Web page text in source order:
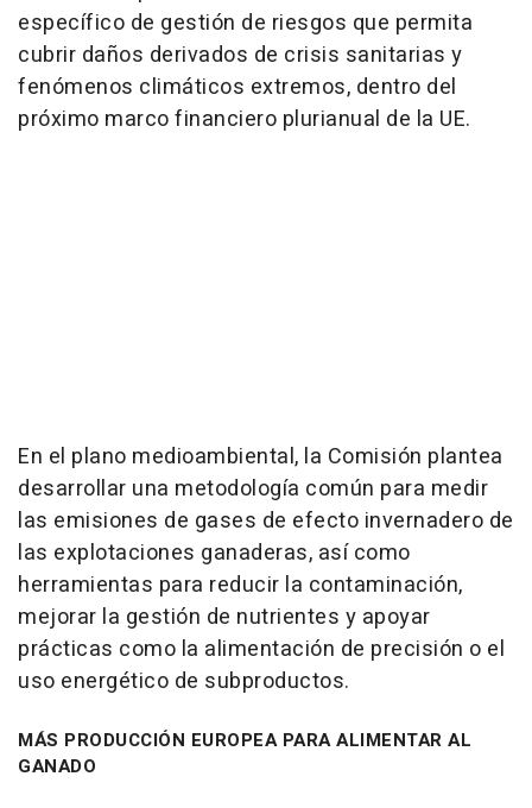
específico de gestión de riesgos que permita
cubrir daños derivados de crisis sanitarias y
fenómenos climáticos extremos, dentro del
próximo marco financiero plurianual de la UE.
En el plano medioambiental, la Comisión plantea
desarrollar una metodología común para medir
las emisiones de gases de efecto invernadero de
las explotaciones ganaderas, así como
herramientas para reducir la contaminación,
mejorar la gestión de nutrientes y apoyar
prácticas como la alimentación de precisión o el
uso energético de subproductos.
MÁS PRODUCCIÓN EUROPEA PARA ALIMENTAR AL
GANADO